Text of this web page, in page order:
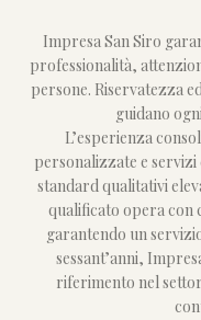
Impresa San Siro
professionalità,
persone. Riservatezza
guidano
L’esperienza
personalizzate e servizi
standard qualitativi
qualificato opera con
garantendo un
sessant’anni,
riferimento nel